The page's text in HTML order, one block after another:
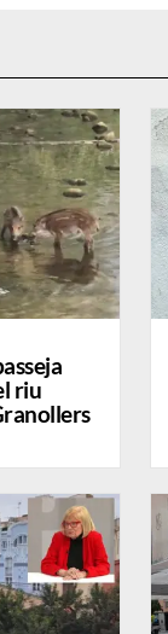
riu